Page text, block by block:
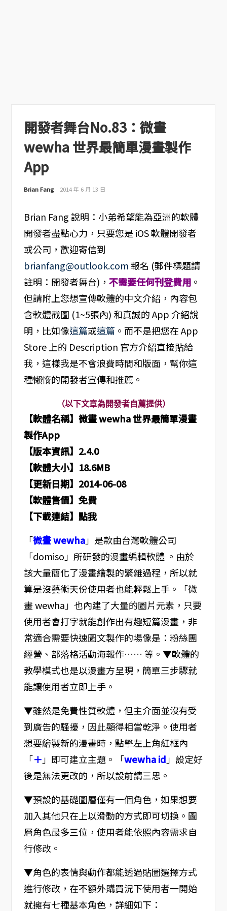
開發者舞台No.83：微畫
wewha 世界最簡單漫畫製作
App
Brian Fang 2014 年 6 月 13 日
Brian Fang 說明：小弟希望能為亞洲的軟體
開發者盡點心力，只要您是 iOS 軟體開發者
或公司，歡迎寄信到
brianfang@outlook.com報名 (郵件標題請
註明：開發者舞台)， 不需要任何刊登費用。
但請附上您想宣傳軟體的中文介紹，內容包
含軟體截圖 (1~5張內) 和真誠的 App 介紹說
明，比如像這篇或這篇 。而不是把您在 App
Store 上的 Description 官方介紹直接貼給
我，這樣我是不會浪費時間和版面，幫你這
種懶惰的開發者宣傳和推薦。
（以下文章為開發者自薦提供）
【軟體名稱】 微畫 wewha 世界最簡單漫畫
製作App
【版本資訊】2.4.0
【軟體大小】18.6MB
【更新日期】2014-06-08
【軟體售價】免費
【下載連結】點我
「微畫 wewha」是款由台灣軟體公司
「domiso」所研發的漫畫編輯軟體 。由於
該大量簡化了漫畫繪製的繁雜過程，所以就
算是沒藝術天份使用者也能輕鬆上手。「微
畫 wewha」也內建了大量的圖片元素，只要
使用者會打字就能創作出有趣短篇漫畫，非
常適合需要快速圖文製作的場像是：粉絲團
經營、部落格活動海報作…… 等。▼軟體的
教學模式也是以漫畫方呈現，簡單三步驟就
能讓使用者立即上手。
▼雖然是免費性質軟體，但主介面並沒有受
到廣告的騷擾，因此顯得相當乾淨。使用者
想要繪製新的漫畫時，點擊左上角紅框內
「＋」即可建立主題。「wewha id」設定好
後是無法更改的，所以設前請三思。
▼預設的基礎圖層僅有一個角色，如果想要
加入其他只在上以滑動的方式即可切換。圖
層角色最多三位，使用者能依照內容需求自
行修改。
▼角色的表情與動作都能透過貼圖選擇方式
進行修改，在不額外購買況下使用者一開始
就擁有七種基本角色，詳細如下：